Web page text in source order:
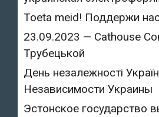
Toeta meid! Поддержи
23.09.2023 — Cathouse
Трубецькой
День незалежності
Независимости Украины
Эстонское государство